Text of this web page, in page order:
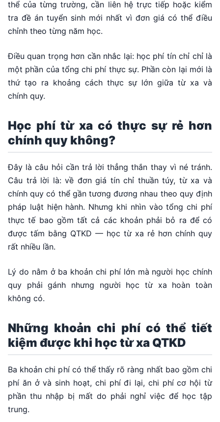
thể của từng trường, cần liên hệ trực tiếp hoặc kiểm
tra đề án tuyển sinh mới nhất vì đơn giá có thể điều
chỉnh theo từng năm học.
Điều quan trọng hơn cần nhắc lại: học phí tín chỉ chỉ là
một phần của tổng chi phí thực sự. Phần còn lại mới là
thứ tạo ra khoảng cách thực sự lớn giữa từ xa và
chính quy.
Học phí từ xa có thực sự rẻ hơn
chính quy không?
Đây là câu hỏi cần trả lời thẳng thắn thay vì né tránh.
Câu trả lời là: về đơn giá tín chỉ thuần túy, từ xa và
chính quy có thể gần tương đương nhau theo quy định
pháp luật hiện hành. Nhưng khi nhìn vào tổng chi phí
thực tế bao gồm tất cả các khoản phải bỏ ra để có
được tấm bằng QTKD — học từ xa rẻ hơn chính quy
rất nhiều lần.
Lý do nằm ở ba khoản chi phí lớn mà người học chính
quy phải gánh nhưng người học từ xa hoàn toàn
không có.
Những khoản chi phí có thể tiết
kiệm được khi học từ xa QTKD
Ba khoản chi phí có thể thấy rõ ràng nhất bao gồm chi
phí ăn ở và sinh hoạt, chi phí đi lại, chi phí cơ hội từ
phần thu nhập bị mất do phải nghỉ việc để học tập
trung.